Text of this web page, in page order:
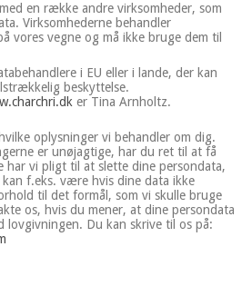
en række andre virksomheder, som
Virksomhederne behandler
vores vegne og må ikke bruge dem til
i EU eller i lande, der kan
beskyttelse.
er Tina Arnholtz.
oplysninger vi behandler om dig.
er unøjagtige, har du ret til at få
vi pligt til at slette dine persondata,
f.eks. være hvis dine data ikke
til det formål, som vi skulle bruge
os, hvis du mener, at dine persondata
lovgivningen. Du kan skrive til os på: